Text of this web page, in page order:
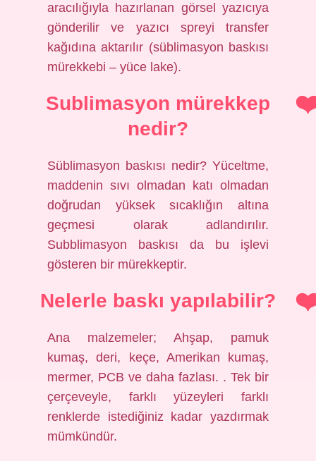
aracılığıyla hazırlanan görsel yazıcıya
gönderilir ve yazıcı spreyi transfer
kağıdına aktarılır (süblimasyon baskısı
mürekkebi – yüce lake).
Sublimasyon mürekkep
nedir?
Süblimasyon baskısı nedir? Yüceltme,
maddenin sıvı olmadan katı olmadan
doğrudan yüksek sıcaklığın altına
geçmesi olarak adlandırılır.
Subblimasyon baskısı da bu işlevi
gösteren bir mürekkeptir.
Nelerle baskı yapılabilir?
Ana malzemeler; Ahşap, pamuk
kumaş, deri, keçe, Amerikan kumaş,
mermer, PCB ve daha fazlası. . Tek bir
çerçeveyle, farklı yüzeyleri farklı
renklerde istediğiniz kadar yazdırmak
mümkündür.